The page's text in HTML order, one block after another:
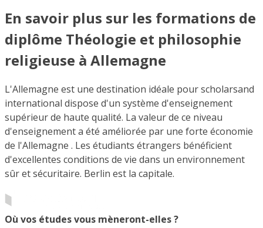
En savoir plus sur les formations de
diplôme Théologie et philosophie
religieuse à Allemagne
L'Allemagne est une destination idéale pour scholarsand
international dispose d'un système d'enseignement
supérieur de haute qualité. La valeur de ce niveau
d'enseignement a été améliorée par une forte économie
de l'Allemagne . Les étudiants étrangers bénéficient
d'excellentes conditions de vie dans un environnement
sûr et sécuritaire. Berlin est la capitale.
Où vos études vous mèneront-elles ?